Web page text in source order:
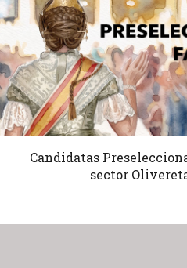
Candidatas
sector